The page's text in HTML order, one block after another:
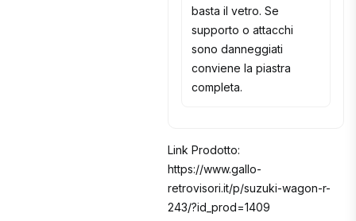
basta il vetro. Se
supporto o attacchi
sono danneggiati
conviene la piastra
completa.
Link Prodotto:
https://www.gallo-
retrovisori.it/p/suzuki-wagon-r-
243/?id_prod=1409